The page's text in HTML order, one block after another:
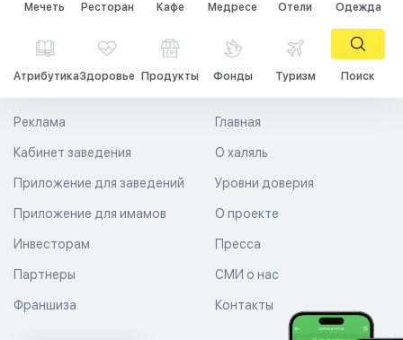
Мечеть Ресторан Кафе Медресе Отели Одежда
АтрибутикаЗдоровье Продукты Фонды Туризм Поиск
Главная
О халяль
Уровни доверия
Реклама
Кабинет заведения
Приложение для заведений
Приложение для имамов О проекте
Пресса
СМИ о нас
Контакты
Инвесторам
Партнеры
Франшиза